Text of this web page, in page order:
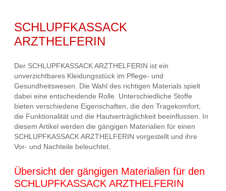
SCHLUPFKASSACK
ARZTHELFERIN
Der SCHLUPFKASSACK ARZTHELFERIN ist ein
unverzichtbares Kleidungsstück im Pflege- und
Gesundheitswesen. Die Wahl des richtigen Materials spielt
dabei eine entscheidende Rolle. Unterschiedliche Stoffe
bieten verschiedene Eigenschaften, die den Tragekomfort,
die Funktionalität und die Hautverträglichkeit beeinflussen. In
diesem Artikel werden die gängigen Materialien für einen
SCHLUPFKASSACK ARZTHELFERIN vorgestellt und ihre
Vor- und Nachteile beleuchtet.
Übersicht der gängigen Materialien für den
SCHLUPFKASSACK ARZTHELFERIN